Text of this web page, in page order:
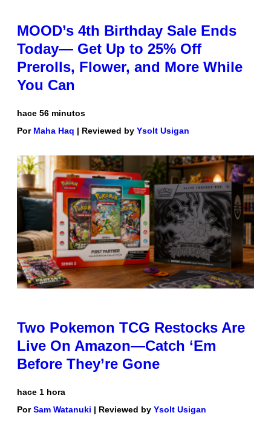
MOOD’s 4th Birthday Sale Ends
Today— Get Up to 25% Off
Prerolls, Flower, and More While
You Can
hace 56 minutos
Por Maha Haq | Reviewed by Ysolt Usigan
Two Pokemon TCG Restocks Are
Live On Amazon—Catch ‘Em
Before They’re Gone
hace 1 hora
PorSam Watanuki | Reviewed by Ysolt Usigan